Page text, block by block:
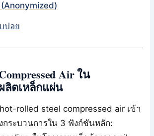
บ่อย
Air ใน
ลิตเหล็กแผ่น
rolled steel compressed air เข้า
กระบวนการใน 3 ฟังก์ชันหลัก: